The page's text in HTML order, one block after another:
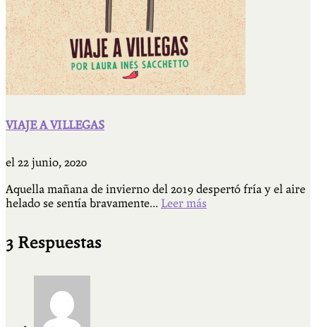
VIAJE A VILLEGAS
el 22 junio, 2020
Aquella mañana de invierno del 2019 despertó fría y el aire
helado se sentía bravamente... Leer más
3 Respuestas